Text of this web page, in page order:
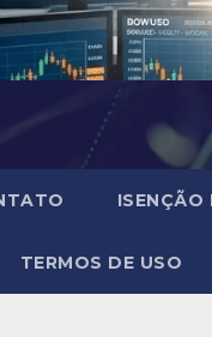
ISENÇÃO
TERMOS DE USO